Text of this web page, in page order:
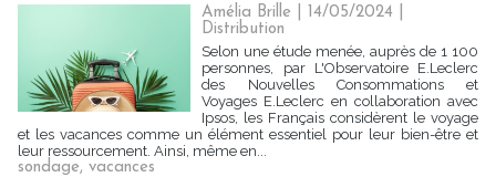
Amélia Brille | 14/05/2024
Distribution
Selon une étude menée, auprès de 1 100
personnes, par L'Observatoire E.Leclerc
des Nouvelles Consommations et
Voyages E.Leclerc en collaboration avec
Ipsos, les Français considèrent le voyage
et les vacances comme un élément essentiel pour leur bien-être et
leur ressourcement. Ainsi, même en...
sondage, vacances